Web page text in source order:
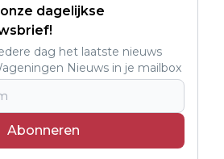
dagelijkse
dag het laatste nieuws
Nieuws in je mailbox
Abonneren